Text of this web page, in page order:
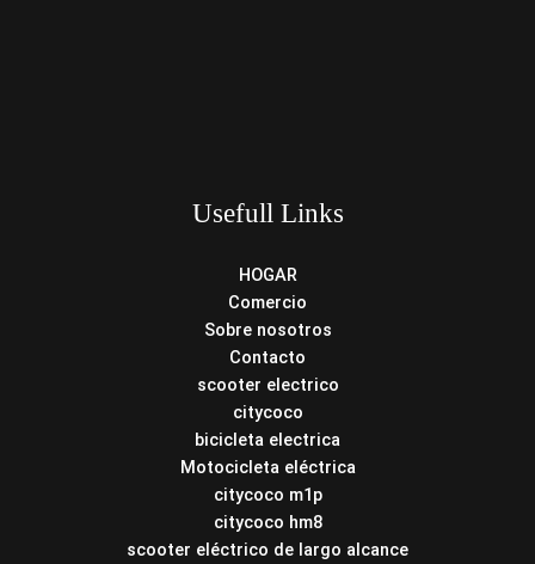
Usefull Links
HOGAR
Comercio
Sobre nosotros
Contacto
scooter electrico
citycoco
bicicleta electrica
Motocicleta eléctrica
citycoco m1p
citycoco hm8
scooter eléctrico de largo alcance